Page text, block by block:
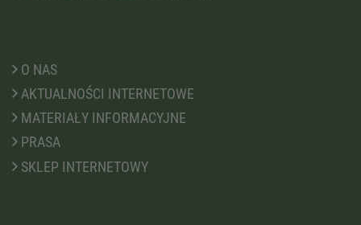
O NAS
AKTUALNOŚCI INTERNETOWE
MATERIAŁY INFORMACYJNE
PRASA
SKLEP INTERNETOWY